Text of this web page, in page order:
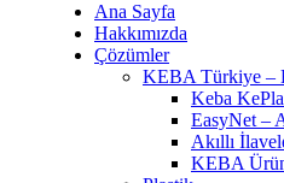
Ana Sayfa
Hakkımızda
Çözümler
KEBA Türkiye –
Keba
EasyNet –
Akıllı
KEBA